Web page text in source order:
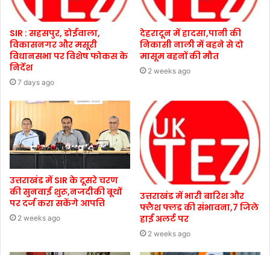
SIR : सहसपुर, डोईवाला,
विकासनगर और मसूरी
विधानसभा पर विशेष फोकस के
निर्देश
7 days ago
देहरादून में हादसा,पानी की
निकासी नाली में बहने से दो
मासूम बहनों की मौत
2 weeks ago
उत्तराखंड में SIR के दूसरे चरण
की सुनवाई शुरू,नजदीकी बूथों
पर दर्ज करा सकेंगे आपत्ति
2 weeks ago
उत्तराखंड में भारी बारिश और
फ्लैश फ्लड की संभावना,7 जिले
हाई अलर्ट पर
2 weeks ago